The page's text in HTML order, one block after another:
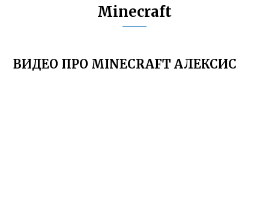
Minecraft
ВИДЕО ПРО MINECRAFT АЛЕКСИС